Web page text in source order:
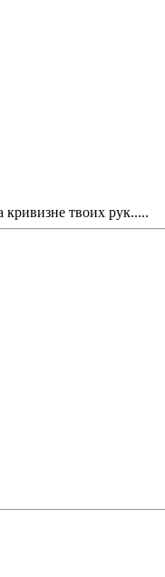
твоих рук.....